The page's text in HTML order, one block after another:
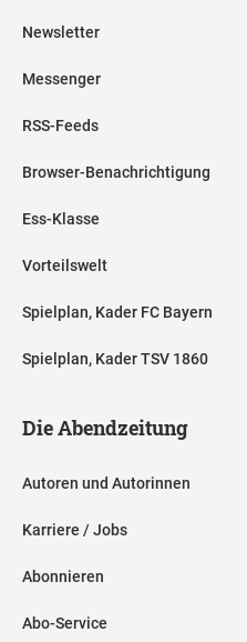
Newsletter
Messenger
RSS-Feeds
Browser-Benachrichtigung
Ess-Klasse
Vorteilswelt
Spielplan, Kader FC Bayern
Spielplan, Kader TSV 1860
Die Abendzeitung
Autoren und Autorinnen
Karriere / Jobs
Abonnieren
Abo-Service